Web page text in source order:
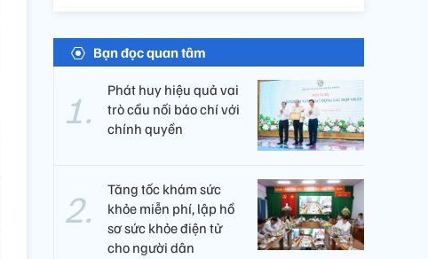
Bạn đọc quan tâm
Phát huy hiệu quả vai
trò cầu nối báo chí với
chính quyền
Tăng tốc khám sức
khỏe miễn phí, lập hồ
sơ sức khỏe điện tử
cho người dân